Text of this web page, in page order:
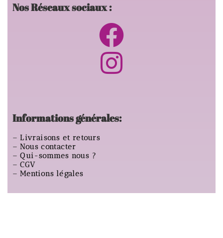
Nos Réseaux sociaux :
Informations générales:
–Livraisons et retours
–Nous contacter
–Qui-sommes nous ?
–CGV
–Mentions légales